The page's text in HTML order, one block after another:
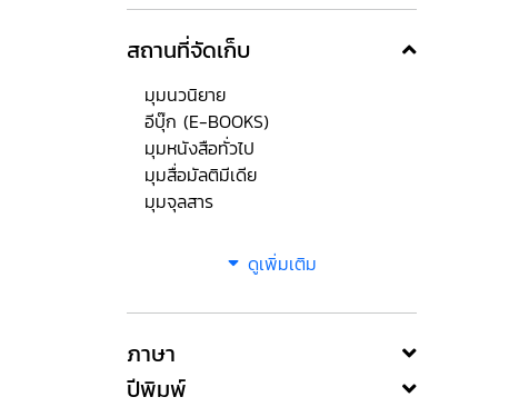
สถานที่จัดเก็บ
มุมนวนิยาย
อีบุ๊ก (E-BOOKS)
มุมหนังสือทั่วไป
มุมสื่อมัลติมีเดีย
มุมจุลสาร
ดูเพิ่มเติม
ภาษา
ปีพิมพ์